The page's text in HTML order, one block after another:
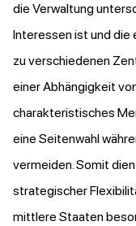
die Verwaltung
Interessen ist und die
zu verschiedenen
einer Abhängigkeit
charakteristisches
eine Seitenwahl
vermeiden. Somit
strategischer
mittlere Staaten